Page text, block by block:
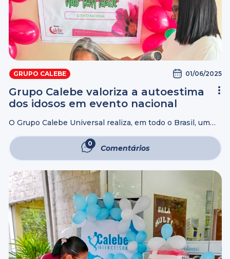
GRUPO CALEBE 01/06/2025
Grupo Calebe valoriza a autoestima
dos idosos em evento nacional
O Grupo Calebe Universal realiza, em todo o Brasil, um
mostrando que envelhecer não significa ser um peso,
mas sim celebrar a vida, ...
0 Comentários